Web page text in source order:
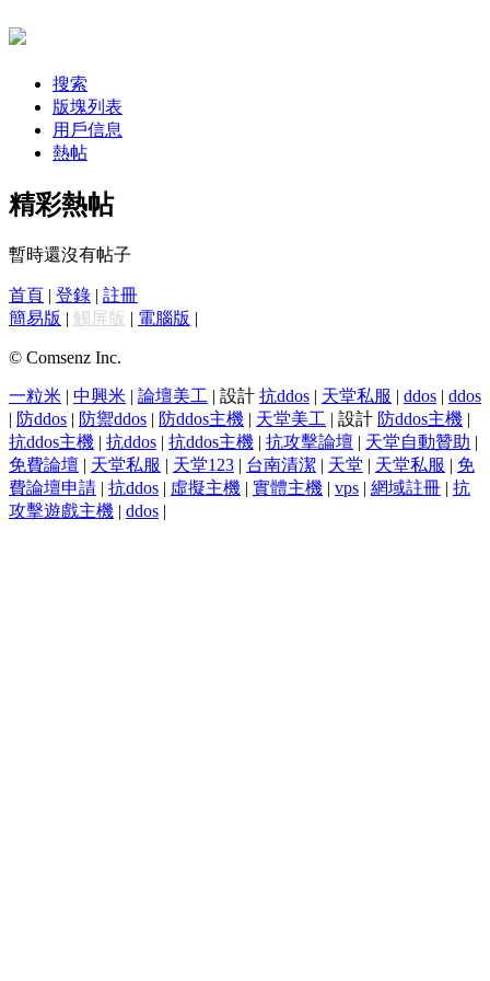
搜索
版塊列表
用戶信息
熱帖
精彩熱帖
暫時還沒有帖子
首頁 | 登錄 | 註冊
簡易版 | 觸屏版 | 電腦版 |
© Comsenz Inc.
一粒米 | 中興米 | 論壇美工 | 設計 抗ddos | 天堂私服 | ddos | ddos
| 防ddos | 防禦ddos | 防ddos主機 | 天堂美工 | 設計 防ddos主機 |
抗ddos主機 | 抗ddos | 抗ddos主機 | 抗攻擊論壇 | 天堂自動贊助 |
免費論壇 | 天堂私服 | 天堂123 | 台南清潔 | 天堂 | 天堂私服 | 免
費論壇申請 | 抗ddos | 虛擬主機 | 實體主機 | vps | 網域註冊 | 抗
攻擊遊戲主機 | ddos |